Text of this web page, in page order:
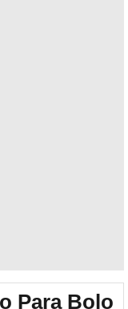
Para Bolo